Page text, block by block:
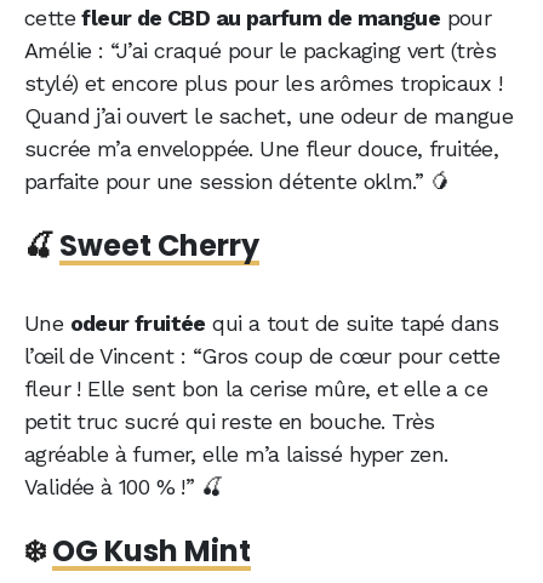
cettefleur de CBD au parfum de mangue pour
Amélie : “J’ai craqué pour le packaging vert (très
stylé) et encore plus pour les arômes tropicaux !
Quand j’ai ouvert le sachet, une odeur de mangue
sucrée m’a enveloppée. Une fleur douce, fruitée,
parfaite pour une session détente oklm.” 🥭
🍒Sweet Cherry
Une odeur fruitée qui a tout de suite tapé dans
l’œil de Vincent : “Gros coup de cœur pour cette
fleur ! Elle sent bon la cerise mûre, et elle a ce
petit truc sucré qui reste en bouche. Très
agréable à fumer, elle m’a laissé hyper zen.
Validée à 100 % !” 🍒
❄️OG Kush Mint